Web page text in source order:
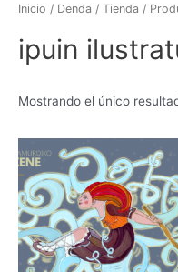
Inicio / Denda / Tienda /
ipuin
Mostrando el único